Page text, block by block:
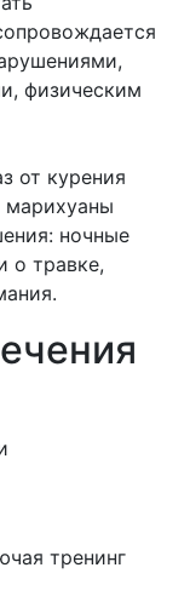
физическим
от курения
марихуаны
ночные
о травке,
тренинг